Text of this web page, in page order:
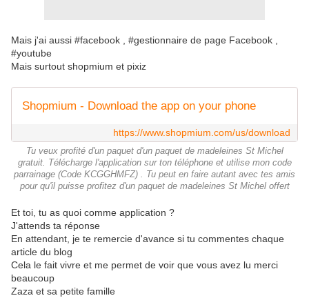
Mais j'ai aussi #facebook , #gestionnaire de page Facebook ,
#youtube
Mais surtout shopmium et pixiz
Shopmium - Download the app on your phone
https://www.shopmium.com/us/download
Tu veux profité d'un paquet d'un paquet de madeleines St Michel
gratuit. Télécharge l'application sur ton téléphone et utilise mon code
parrainage (Code KCGGHMFZ) . Tu peut en faire autant avec tes amis
pour qu'il puisse profitez d'un paquet de madeleines St Michel offert
Et toi, tu as quoi comme application ?
J'attends ta réponse
En attendant, je te remercie d'avance si tu commentes chaque
article du blog
Cela le fait vivre et me permet de voir que vous avez lu merci
beaucoup
Zaza et sa petite famille